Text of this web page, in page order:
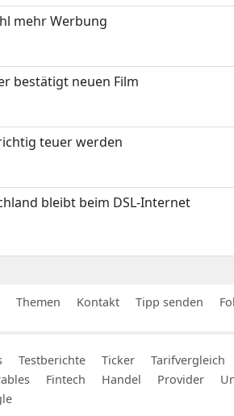
mehr Werbung
bestätigt neuen Film
teuer werden
bleibt beim DSL-Internet
Themen Kontakt Tipp senden
Testberichte Ticker Tarifvergleich
Fintech Handel Provider